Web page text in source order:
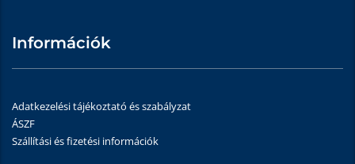
Információk
Adatkezelési tájékoztató és szabályzat
ÁSZF
Szállítási és fizetési információk